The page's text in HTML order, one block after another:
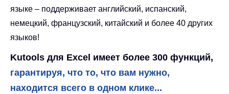
языке – поддерживает английский, испанский,
немецкий, французский, китайский и более 40 других
языков!
Kutools для Excel имеет более 300 функций,
гарантируя, что то, что вам нужно,
находится всего в одном клике...